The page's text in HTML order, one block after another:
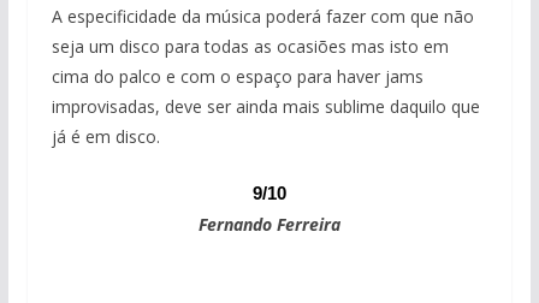
A especificidade da música poderá fazer com que não
seja um disco para todas as ocasiões mas isto em
cima do palco e com o espaço para haver jams
improvisadas, deve ser ainda mais sublime daquilo que
já é em disco.
9/10
Fernando Ferreira